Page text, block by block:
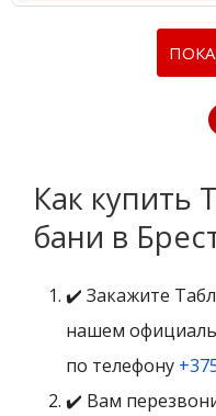
Как купить
бани в
✔️ Закажите
нашем
по телефону
✔️ Вам